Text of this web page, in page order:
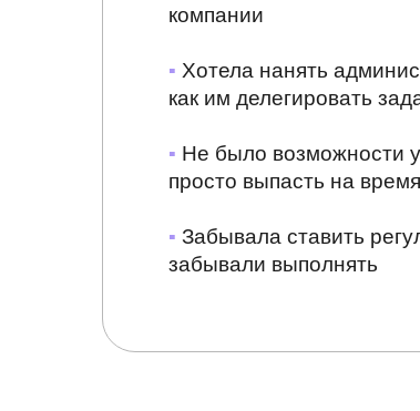
компании
▪ Хотела нанять
как им делегировать
▪ Не было возможности
просто выпасть на
▪ Забывала ставить
забывали выполнять